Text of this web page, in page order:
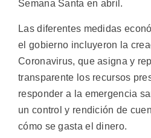
Semana Santa en abril.
Las diferentes medidas
el gobierno incluyeron la
Coronavirus, que asigna y
transparente los recursos
responder a la emergencia
un control y rendición de
cómo se gasta el dinero.